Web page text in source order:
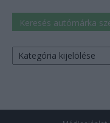
Keresés autómárka
Keresés
autómárka